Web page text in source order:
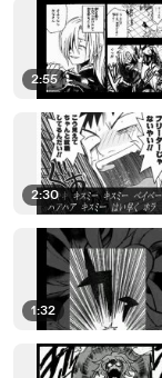
2:55
2:30
1:32